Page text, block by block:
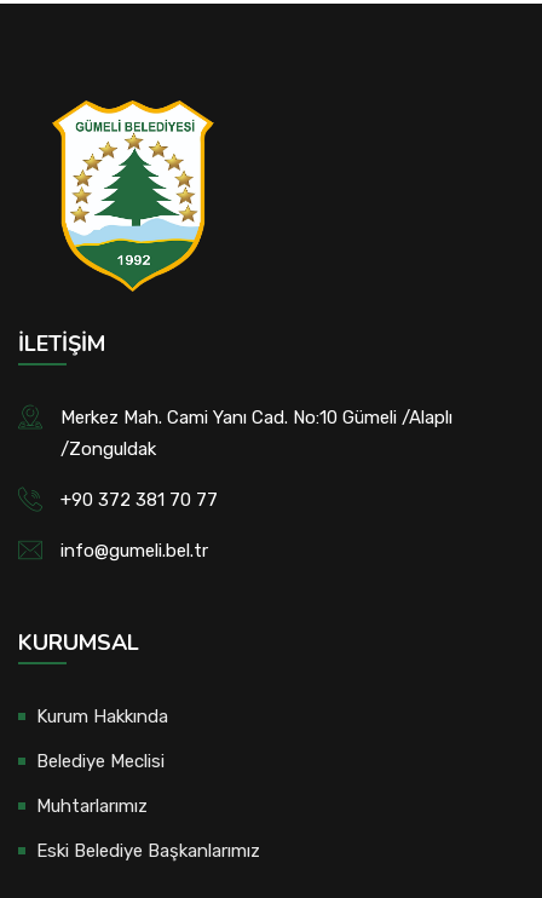
İLETIŞIM
Merkez Mah. Cami Yanı Cad. No:10 Gümeli /Alaplı
/Zonguldak
+90 372 381 70 77
info@gumeli.bel.tr
KURUMSAL
Kurum Hakkında
Belediye Meclisi
Muhtarlarımız
Eski Belediye Başkanlarımız